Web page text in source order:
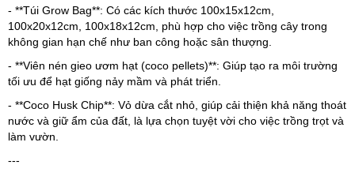
- **Túi Grow Bag**: Có các kích thước 100x15x12cm,
100x20x12cm, 100x18x12cm, phù hợp cho việc trồng cây trong
không gian hạn chế như ban công hoặc sân thượng.
- **Viên nén gieo ươm hạt (coco pellets)**: Giúp tạo ra môi trường
tối ưu để hạt giống nảy mầm và phát triển.
- **Coco Husk Chip**: Vỏ dừa cắt nhỏ, giúp cải thiện khả năng thoát
nước và giữ ẩm của đất, là lựa chọn tuyệt vời cho việc trồng trọt và
làm vườn.
---